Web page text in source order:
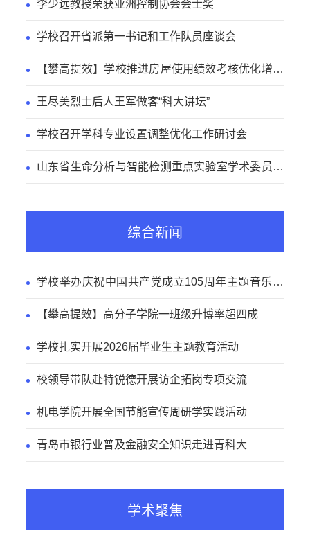
李少远教授荣获亚洲控制协会会士奖
学校召开省派第一书记和工作队员座谈会
【攀高提效】学校推进房屋使用绩效考核优化增效
王尽美烈士后人王军做客“科大讲坛”
学校召开学科专业设置调整优化工作研讨会
山东省生命分析与智能检测重点实验室学术委员会
综合新闻
学校举办庆祝中国共产党成立105周年主题音乐党
【攀高提效】高分子学院一班级升博率超四成
学校扎实开展2026届毕业生主题教育活动
校领导带队赴特锐德开展访企拓岗专项交流
机电学院开展全国节能宣传周研学实践活动
青岛市银行业普及金融安全知识走进青科大
学术聚焦